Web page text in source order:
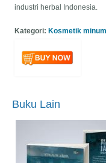
industri herbal Indonesia.
Kategori:Kosmetik
Buku Lain